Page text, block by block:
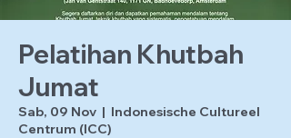
Pelatihan Khutbah
Jumat
Sab, 09 Nov
  |
Indonesische Cultureel
Centrum (ICC)